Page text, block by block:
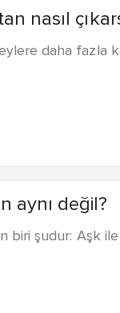
nasıl
daha fazla
aynı değil?
biri şudur: Aşk